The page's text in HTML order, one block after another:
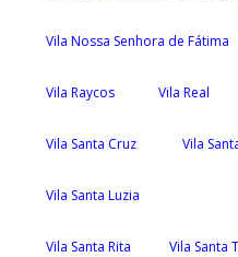
Vila Nossa Senhora de Fátima
Vila Raycos Vila Real
Vila Santa Cruz Vila
Vila Santa Luzia
Vila Santa Rita Vila Santa